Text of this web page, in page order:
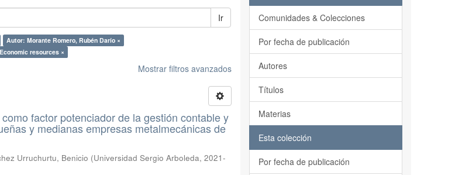
Ir
Autor: Morante Romero, Rubén Darío ×
resources ×
Mostrar filtros avanzados
factor potenciador de la gestión contable y
y medianas empresas metalmecánicas de
Urruchurtu, Benicio (Universidad Sergio Arboleda,2021-
Comunidades & Colecciones
Por fecha de publicación
Autores
Títulos
Materias
Esta colección
Por fecha de publicación